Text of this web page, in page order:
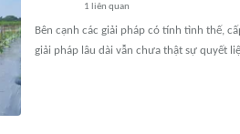
1 liên quan
Bên cạnh các giải pháp có tính tình thế,
giải pháp lâu dài vẫn chưa thật sự quyết